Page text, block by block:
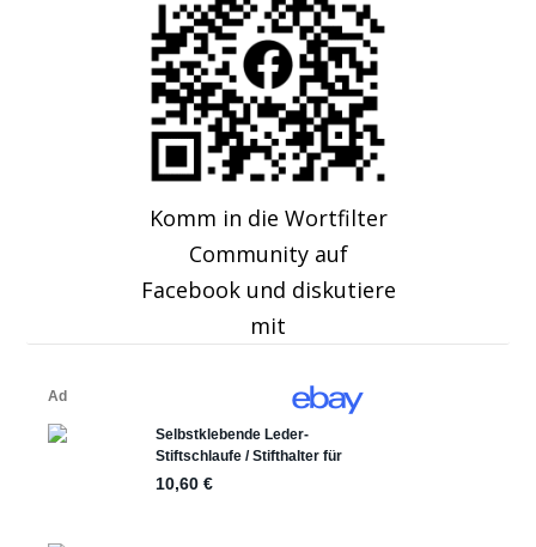
Komm in die Wortfilter
Community auf
Facebook und diskutiere
mit